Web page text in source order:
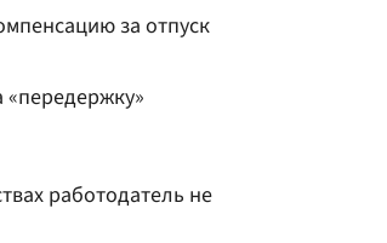
за отпуск
работодатель не